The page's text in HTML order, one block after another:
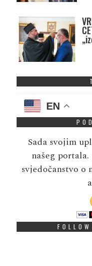
EN
Sada svojim
našeg
svjedočanstvo